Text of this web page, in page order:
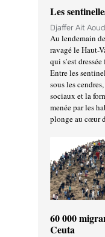
Les
Djaffer Ait
Au lendemain
ravagé le Haut-
qui s’est
Entre les
sous les
sociaux et la
menée par les
plonge au cœur
60 000
Ceuta